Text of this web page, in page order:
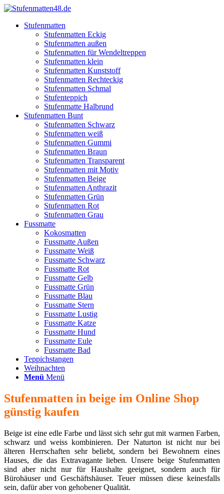
Stufenmatten
Stufenmatten Eckig
Stufenmatten außen
Stufenmatten für Wendeltreppen
Stufenmatten klein
Stufenmatten Kunststoff
Stufenmatten Rechteckig
Stufenmatten Schmal
Stufenteppich
Stufenmatte Halbrund
Stufenmatten Bunt
Stufenmatten Schwarz
Stufenmatten weiß
Stufenmatten Gummi
Stufenmatten Braun
Stufenmatten Transparent
Stufenmatten mit Motiv
Stufenmatten Beige
Stufenmatten Anthrazit
Stufenmatten Grün
Stufenmatten Rot
Stufenmatten Grau
Fussmatte
Kokosmatten
Fussmatte Außen
Fussmatte Weiß
Fussmatte Schwarz
Fussmatte Rot
Fussmatte Gelb
Fussmatte Grün
Fussmatte Blau
Fussmatte Stern
Fussmatte Lustig
Fussmatte Katze
Fussmatte Hund
Fussmatte Eule
Fussmatte Bad
Teppichstangen
Weihnachten
Menü Menü
Stufenmatten in beige im Online Shop
günstig kaufen
Beige ist eine edle Farbe und lässt sich sehr gut mit warmen Farben,
schwarz und weiss kombinieren. Der Naturton ist nicht nur bei
älteren Herrschaften sehr beliebt, sondern bei Bewohnern eines
Hauses, die das Extravagante lieben. Unsere beige Stufenmatten
sind aber nicht nur für Haushalte geeignet, sondern auch für
Bürohäuser und Geschäftshäuser. Teuer müssen diese keinesfalls
sein, dafür aber von gehobener Qualität.